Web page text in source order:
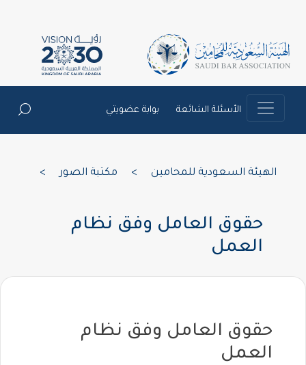
الأسئلة الشائعة بوابة عضويتي
الهيئة السعودية للمحامين مكتبة الصور
حقوق العامل وفق نظام
العمل
حقوق العامل وفق نظام
العمل